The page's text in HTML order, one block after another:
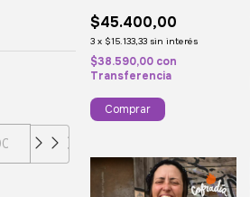
$45.400,00
3 x $15.133,33 sin interés
$38.590,00 con
Transferencia
Comprar